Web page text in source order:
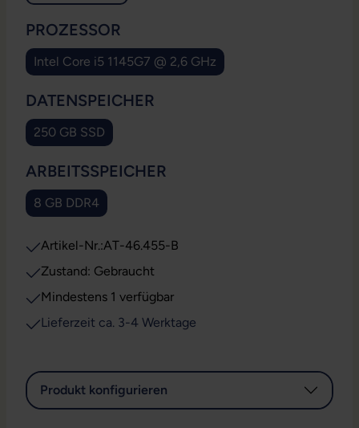
PROZESSOR
Intel Core i5 1145G7 @ 2,6 GHz
DATENSPEICHER
250 GB SSD
ARBEITSSPEICHER
8 GB DDR4
Artikel-Nr.:AT-46.455-B
Zustand: Gebraucht
Mindestens 1 verfügbar
Lieferzeit ca. 3-4 Werktage
Produkt konfigurieren